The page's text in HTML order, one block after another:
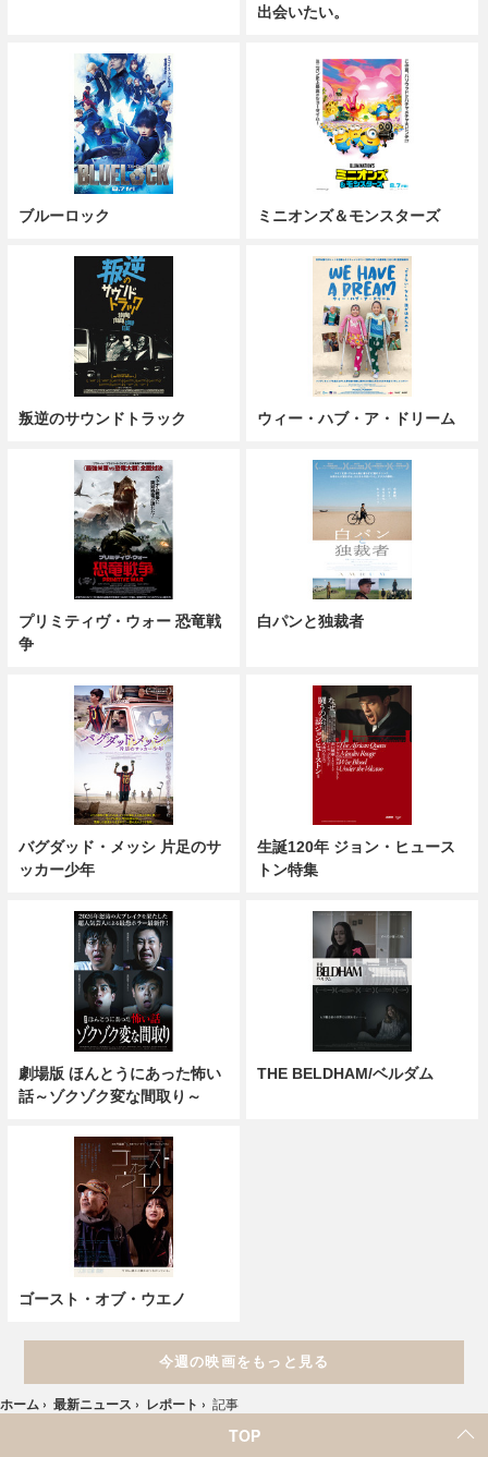
出会いたい。
ブルーロック ミニオンズ＆モンスターズ
叛逆のサウンドトラック ウィー・ハブ・ア・ドリーム
プリミティヴ・ウォー 恐竜戦
争
白パンと独裁者
バグダッド・メッシ 片足のサ
ッカー少年
生誕120年 ジョン・ヒュース
トン特集
劇場版 ほんとうにあった怖い
話～ゾクゾク変な間取り～
THE BELDHAM/ベルダム
ゴースト・オブ・ウエノ
今週の映画をもっと見る
ホーム › 最新ニュース › レポート › 記事
TOP